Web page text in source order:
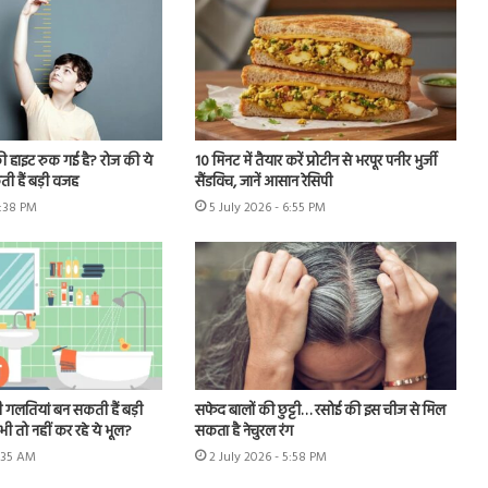
रुक गई है? रोज की ये
हैं बड़ी वजह
PM
10 मिनट में तैयार करें प्रोटीन से भरपूर पनीर भुर्जी
सैंडविच, जानें आसान रेसिपी
5 July 2026 - 6:55 PM
गलतियां बन सकती हैं बड़ी
तो नहीं कर रहे ये भूल?
AM
सफेद बालों की छुट्टी… रसोई की इस चीज से मिल
सकता है नेचुरल रंग
2 July 2026 - 5:58 PM